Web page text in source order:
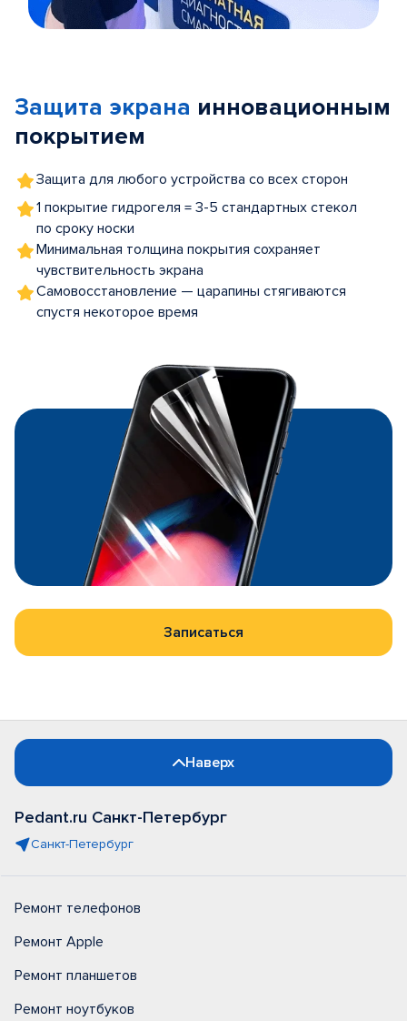
5
Защита экрана инновационным
покрытием
Защита для любого устройства со всех сторон
1 покрытие гидрогеля = 3-5 стандартных стекол
по сроку носки
Минимальная толщина покрытия сохраняет
чувствительность экрана
Самовосстановление — царапины стягиваются
спустя некоторое время
Записаться
Наверх
Pedant.ru Санкт-Петербург
Санкт-Петербург
Ремонт телефонов
Ремонт Apple
Ремонт планшетов
Ремонт ноутбуков